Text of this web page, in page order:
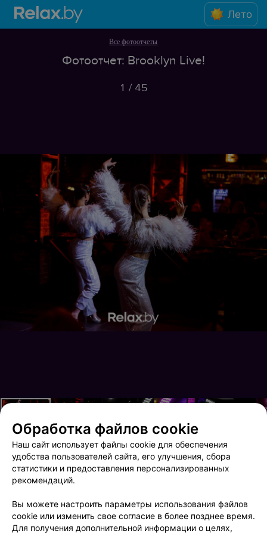
Лето
Все фотоотчеты
Фотоотчет: Brooklyn Live!
1 / 45
Обработка файлов cookie
Наш сайт использует файлы cookie для обеспечения
удобства пользователей сайта, его улучшения, сбора
статистики и предоставления персонализированных
рекомендаций.
Вы можете настроить параметры использования файлов
cookie или изменить свое согласие в более позднее время.
Для получения дополнительной информации о целях,